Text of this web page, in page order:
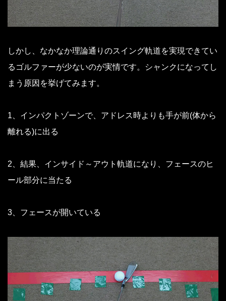
しかし、なかなか理論通りのスイング軌道を実現できてい
るゴルファーが少ないのが実情です。シャンクになってし
まう原因を挙げてみます。
1、インパクトゾーンで、アドレス時よりも手が前(体から
離れる)に出る
2、結果、インサイド～アウト軌道になり、フェースのヒ
ール部分に当たる
3、フェースが開いている